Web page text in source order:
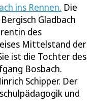
ins Rennen. Die
Gladbach
des
Mittelstand der
ist die Tochter des
Bosbach.
Schipper. Der
und